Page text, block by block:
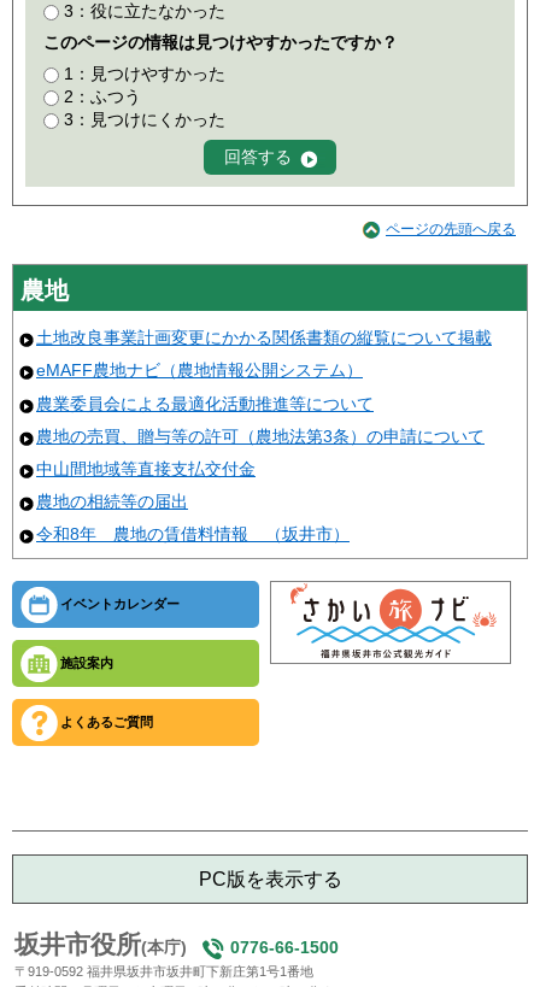
3：役に立たなかった
このページの情報は見つけやすかったですか？
1：見つけやすかった
2：ふつう
3：見つけにくかった
ページの先頭へ戻る
農地
土地改良事業計画変更にかかる関係書類の縦覧について掲載
eMAFF農地ナビ（農地情報公開システム）
農業委員会による最適化活動推進等について
農地の売買、贈与等の許可（農地法第3条）の申請について
中山間地域等直接支払交付金
農地の相続等の届出
令和8年 農地の賃借料情報 （坂井市）
イベントカレンダー
施設案内
よくあるご質問
PC版を表示する
坂井市役所(本庁) 0776-66-1500
〒919-0592 福井県坂井市坂井町下新庄第1号1番地